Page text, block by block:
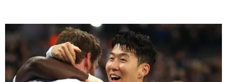
RedGol, al igual que Futbol Sites, es una
compañía perteneciente a Better Collective.
Todos los derechos reservados